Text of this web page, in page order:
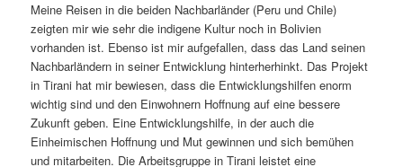
Meine Reisen in die beiden Nachbarländer (Peru und Chile)
zeigten mir wie sehr die indigene Kultur noch in Bolivien
vorhanden ist. Ebenso ist mir aufgefallen, dass das Land seinen
Nachbarländern in seiner Entwicklung hinterherhinkt. Das Projekt
in Tirani hat mir bewiesen, dass die Entwicklungshilfen enorm
wichtig sind und den Einwohnern Hoffnung auf eine bessere
Zukunft geben. Eine Entwicklungshilfe, in der auch die
Einheimischen Hoffnung und Mut gewinnen und sich bemühen
und mitarbeiten. Die Arbeitsgruppe in Tirani leistet eine